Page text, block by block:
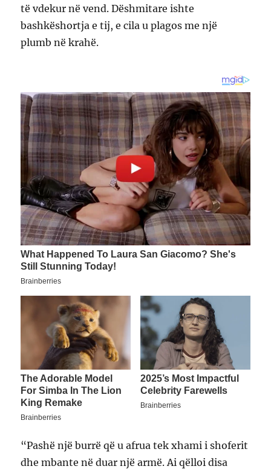
të vdekur në vend. Dëshmitare ishte
bashkëshortja e tij, e cila u plagos me një
plumb në krahë.
“Pashë një burrë që u afrua tek xhami i shoferit
dhe mbante në duar një armë. Ai qëlloi disa